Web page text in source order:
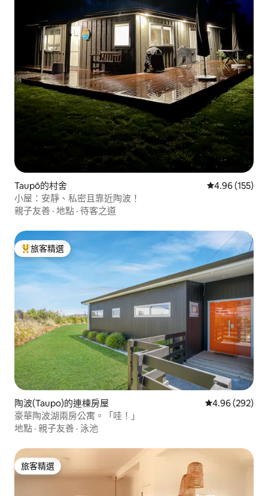
Taupō的村舍 從 155 則評價
4.96 (155)
小屋：安靜、私密且靠近陶波！
親子友善 · 地點 · 待客之道
旅客精選榜首
旅客精選
陶波(Taupo)的連棟房屋 從 292 則評價
4.96 (292)
豪華陶波湖兩房公寓。「哇！」
地點 · 親子友善 · 泳池
旅客精選
旅客精選